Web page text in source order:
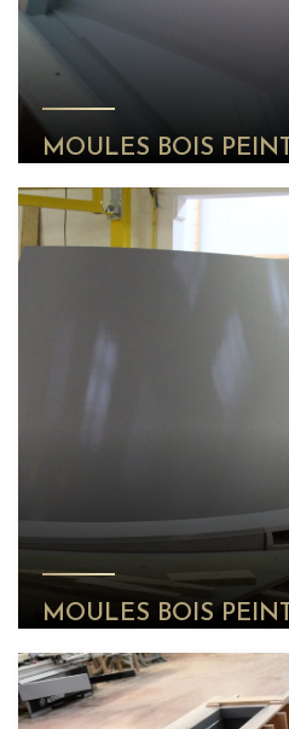
MOULES BOIS PEINT
MOULES BOIS PEINT